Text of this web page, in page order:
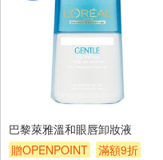
巴黎萊雅溫和眼唇卸妝液
贈OPENPOINT
滿額9折